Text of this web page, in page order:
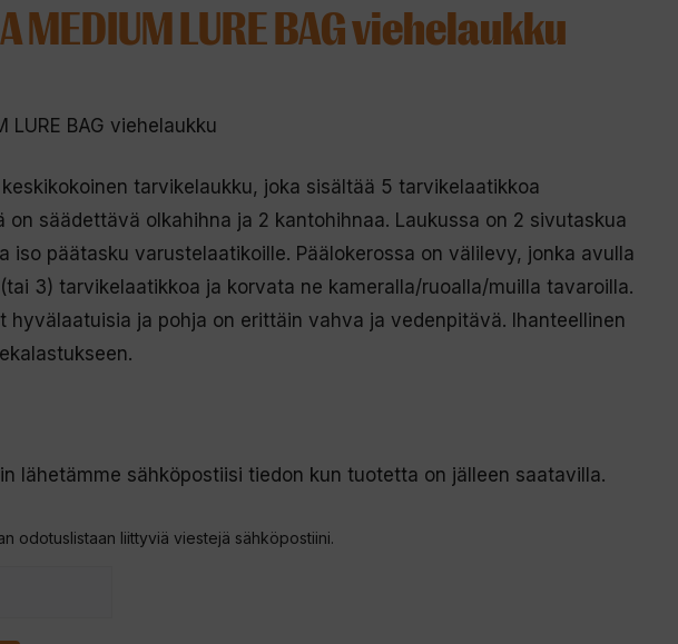
MEDIUM LURE BAG viehelaukku
LURE BAG viehelaukku
tarvikelaukku, joka sisältää 5 tarvikelaatikkoa
on säädettävä olkahihna ja 2 kantohihnaa. Laukussa on 2 sivutaskua
iso päätasku varustelaatikoille. Päälokerossa on välilevy, jonka avulla
3) tarvikelaatikkoa ja korvata ne kameralla/ruoalla/muilla tavaroilla.
hyvälaatuisia ja pohja on erittäin vahva ja vedenpitävä. Ihanteellinen
lähetämme sähköpostiisi tiedon kun tuotetta on jälleen saatavilla.
odotuslistaan liittyviä viestejä sähköpostiini.